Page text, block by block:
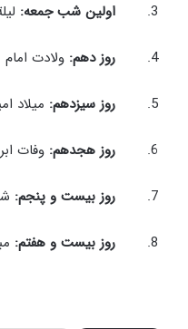
اولین شب جمعه:
4. روز دهم: ولادت امام
روز سیزدهم: میلاد
روز هجدهم: وفات
روز بیست و پنجم:
روز بیست و هفتم: